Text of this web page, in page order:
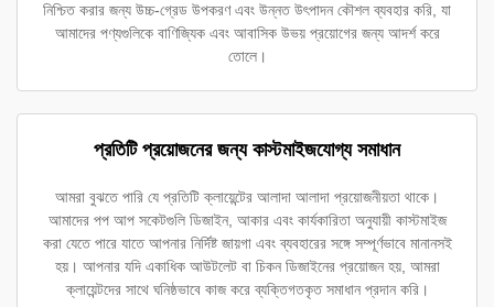
নিশ্চিত করার জন্য উচ্চ-গ্রেড উপকরণ এবং উন্নত উৎপাদন কৌশল ব্যবহার করি, যা
আমাদের পণ্যগুলিকে বাণিজ্যিক এবং আবাসিক উভয় প্রয়োগের জন্য আদর্শ করে
তোলে।
প্রতিটি প্রয়োজনের জন্য কাস্টমাইজযোগ্য সমাধান
আমরা বুঝতে পারি যে প্রতিটি ক্লায়েন্টের আলাদা আলাদা প্রয়োজনীয়তা থাকে।
আমাদের পপ আপ সকেটগুলি ডিজাইন, আকার এবং কার্যকারিতা অনুযায়ী কাস্টমাইজ
করা যেতে পারে যাতে আপনার নির্দিষ্ট জায়গা এবং ব্যবহারের সঙ্গে সম্পূর্ণভাবে মানানসই
হয়। আপনার যদি একাধিক আউটলেট বা চিকন ডিজাইনের প্রয়োজন হয়, আমরা
ক্লায়েন্টদের সাথে ঘনিষ্ঠভাবে কাজ করে ব্যক্তিগতকৃত সমাধান প্রদান করি।